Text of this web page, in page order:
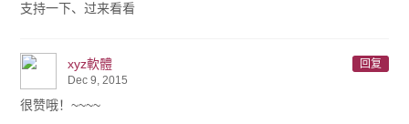
支持一下、过来看看
xyz軟體
回复
Dec 9, 2015
很赞哦！~~~~